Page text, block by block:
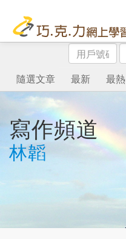
用
戶
號
碼
隨選文章
最新 最熱
寫作頻道
林韜